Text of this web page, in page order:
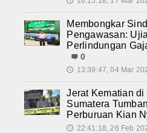
Membongkar
Pengawasan:
Perlindungan
0
🕔 13:39:47, 04 Mar
Jerat Kematian
Sumatera
Perburuan Kian
🕔 22:41:18, 26 Feb